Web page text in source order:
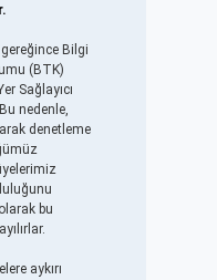
Bilgi
(BTK)
Sağlayıcı
nedenle,
denetleme
bu
aykırı